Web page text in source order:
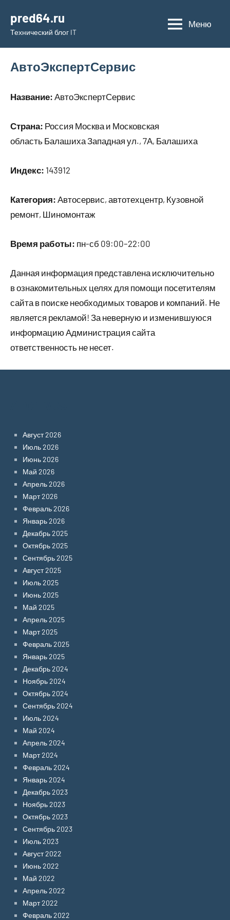
содержимому
pred64.ru
Технический блог IT
Меню
АвтоЭкспертСервис
Название: АвтоЭкспертСервис
Страна: Россия Москва и Московская
область Балашиха Западная ул., 7А, Балашиха
Индекс: 143912
Категория: Автосервис, автотехцентр, Кузовной
ремонт, Шиномонтаж
Время работы: пн-сб 09:00–22:00
Данная информация представлена исключительно
в ознакомительных целях для помощи посетителям
сайта в поиске необходимых товаров и компаний. Не
является рекламой! За неверную и изменившуюся
информацию Администрация сайта
ответственность не несет.
Август 2026
Июль 2026
Июнь 2026
Май 2026
Апрель 2026
Март 2026
Февраль 2026
Январь 2026
Декабрь 2025
Октябрь 2025
Сентябрь 2025
Август 2025
Июль 2025
Июнь 2025
Май 2025
Апрель 2025
Март 2025
Февраль 2025
Январь 2025
Декабрь 2024
Ноябрь 2024
Октябрь 2024
Сентябрь 2024
Июль 2024
Май 2024
Апрель 2024
Март 2024
Февраль 2024
Январь 2024
Декабрь 2023
Ноябрь 2023
Октябрь 2023
Сентябрь 2023
Июль 2023
Август 2022
Июнь 2022
Май 2022
Апрель 2022
Март 2022
Февраль 2022